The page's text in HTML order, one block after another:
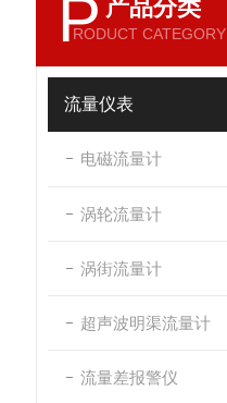
P 产品分类
RODUCT CATEGORY
流量仪表
电磁流量计
涡轮流量计
涡街流量计
超声波明渠流量计
流量差报警仪